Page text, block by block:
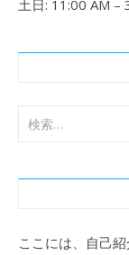
土日: 11:00 AM –
ここには、自己